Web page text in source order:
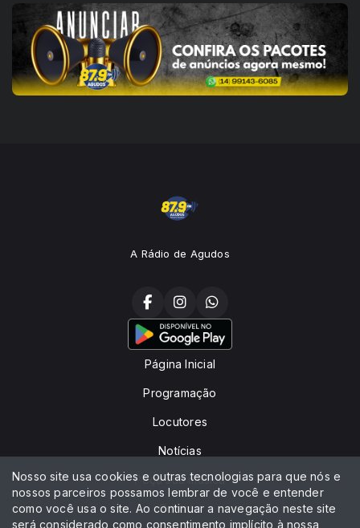
A Rádio de Agudos
Página Inicial
Programação
Locutores
Notícias
Peça sua música
Contato
Nosso site usa cookies e outras tecnologias para que nós e
nossos parceiros possamos lembrar de você e entender
como você usa o site. Ao continuar a navegação neste site
será considerado como consentimento implícito à nossa